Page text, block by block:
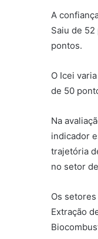
A
Saiu de
pontos.
O Icei
de 50
Na
indicador
trajetória
no setor
Os
Extração